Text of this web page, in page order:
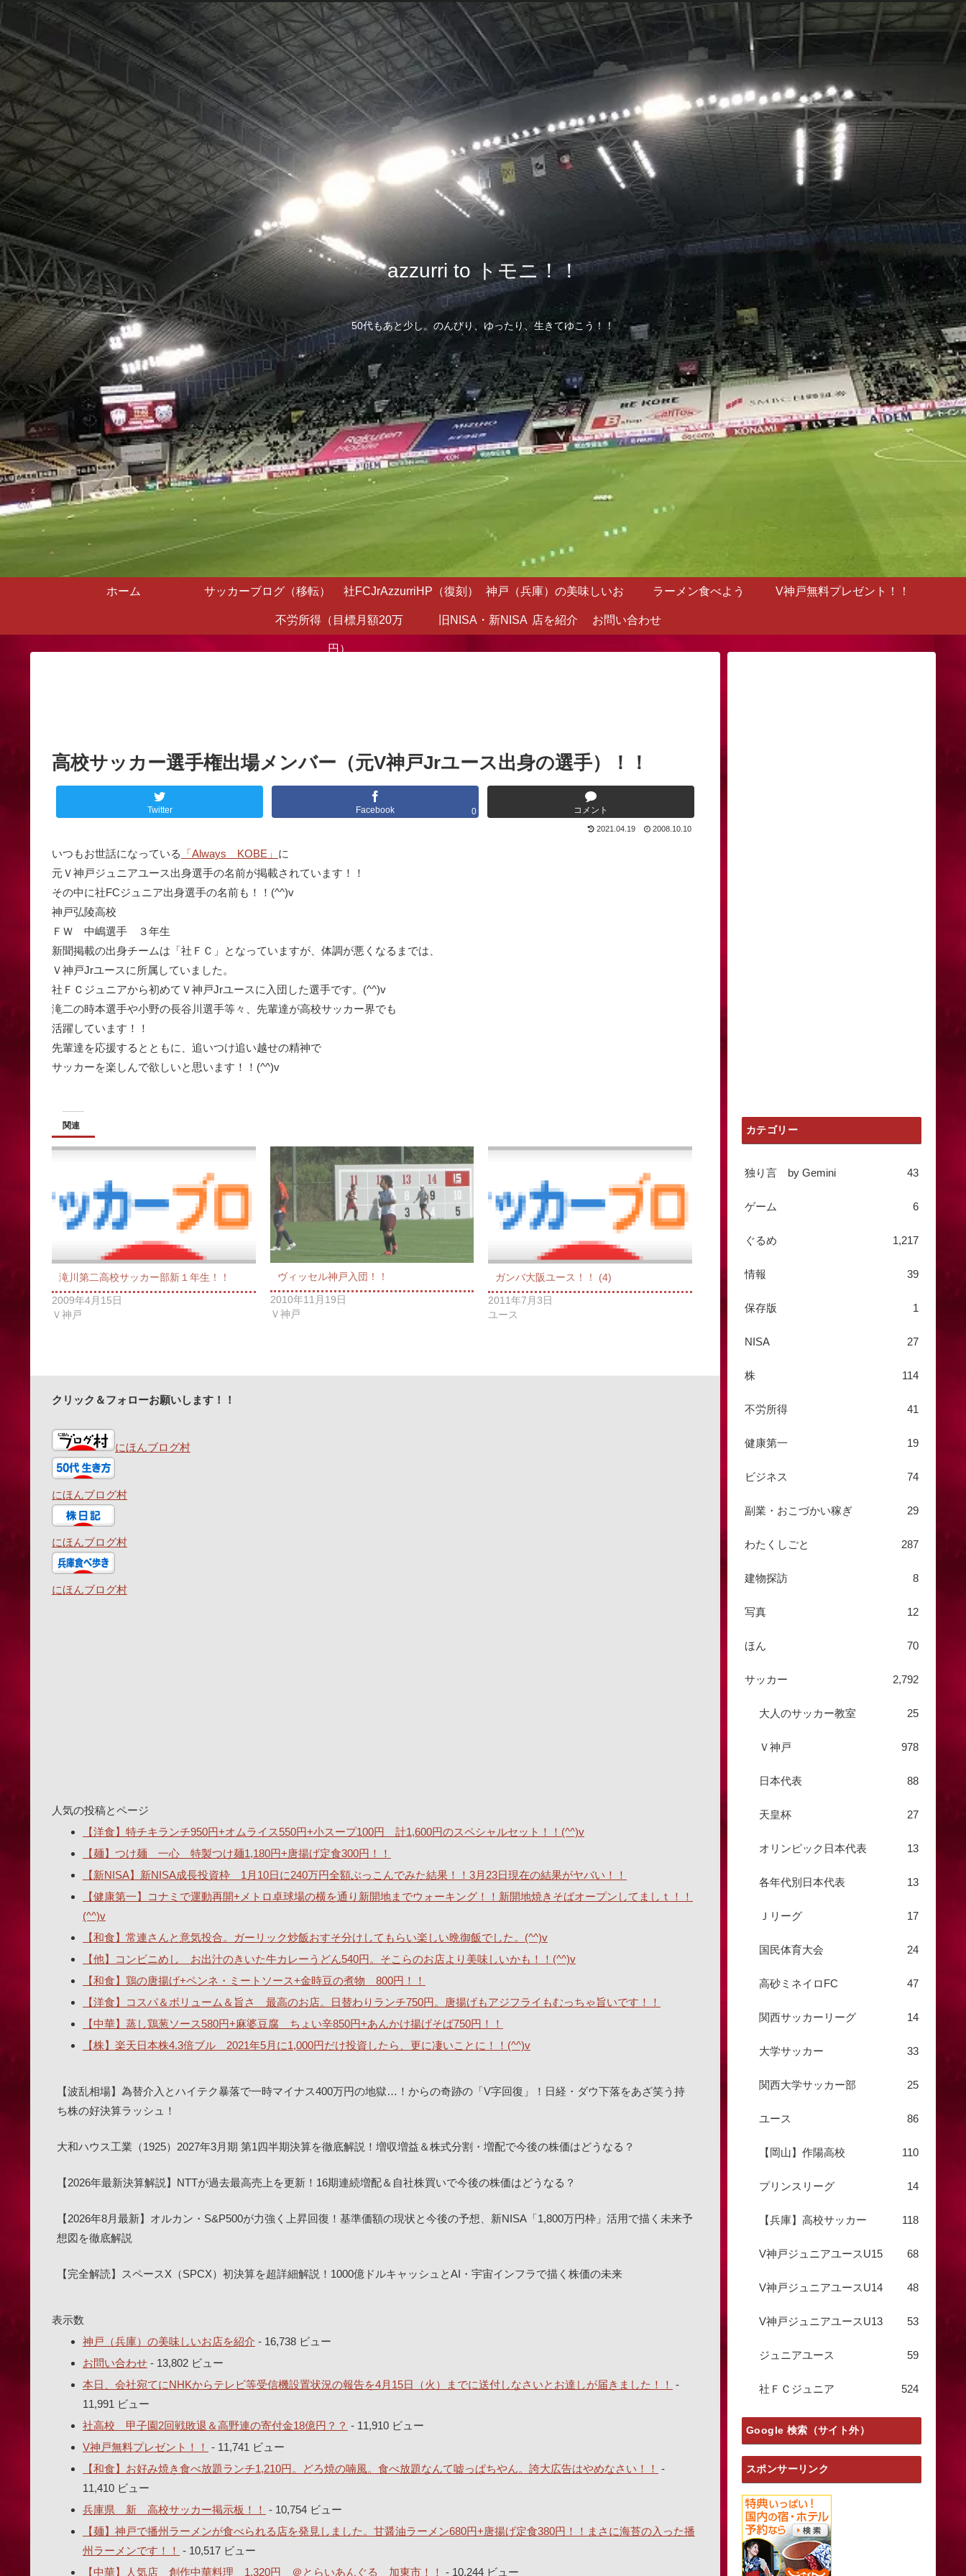
azzurri to トモニ！！
50代もあと少し。のんびり、ゆったり、生きてゆこう！！
ホーム サッカーブログ（移転） 社FCJrAzzurriHP（復刻） 神戸（兵庫）の美味しいお
店を紹介
ラーメン食べよう V神戸無料プレゼント！！
不労所得（目標月額20万
円）
旧NISA・新NISA お問い合わせ
高校サッカー選手権出場メンバー（元V神戸Jrユース出身の選手）！！
Twitter Facebook 0 コメント
2021.04.19 2008.10.10
いつもお世話になっている 「Always KOBE」 に
元Ｖ神戸ジュニアユース出身選手の名前が掲載されています！！
その中に社FCジュニア出身選手の名前も！！(^^)v
神戸弘陵高校
ＦＷ 中嶋選手 ３年生
新聞掲載の出身チームは「社ＦＣ」となっていますが、体調が悪くなるまでは、
Ｖ神戸Jrユースに所属していました。
社ＦＣジュニアから初めてＶ神戸Jrユースに入団した選手です。(^^)v
滝二の時本選手や小野の長谷川選手等々、先輩達が高校サッカー界でも
活躍しています！！
先輩達を応援するとともに、追いつけ追い越せの精神で
サッカーを楽しんで欲しいと思います！！(^^)v
関連
滝川第二高校サッカー部新１年生！！
2009年4月15日
Ｖ神戸
ヴィッセル神戸入団！！
2010年11月19日
Ｖ神戸
ガンバ大阪ユース！！ (4)
2011年7月3日
ユース
クリック＆フォローお願いします！！
にほんブログ村
にほんブログ村
にほんブログ村
にほんブログ村
人気の投稿とページ
【洋食】特チキランチ950円+オムライス550円+小スープ100円 計1,600円のスペシャルセット！！(^^)v
【麺】つけ麺 一心 特製つけ麺1,180円+唐揚げ定食300円！！
【新NISA】新NISA成長投資枠 1月10日に240万円全額ぶっこんでみた結果！！3月23日現在の結果がヤバい！！
【健康第一】コナミで運動再開+メトロ卓球場の横を通り新開地までウォーキング！！新開地焼きそばオープンしてましｔ！！
(^^)v
【和食】常連さんと意気投合。ガーリック炒飯おすそ分けしてもらい楽しい晩御飯でした。(^^)v
【他】コンビニめし お出汁のきいた牛カレーうどん540円。そこらのお店より美味しいかも！！(^^)v
【和食】鶏の唐揚げ+ペンネ・ミートソース+金時豆の煮物 800円！！
【洋食】コスパ＆ボリューム＆旨さ 最高のお店。日替わりランチ750円。唐揚げもアジフライもむっちゃ旨いです！！
【中華】蒸し鶏葱ソース580円+麻婆豆腐 ちょい辛850円+あんかけ揚げそば750円！！
【株】楽天日本株4.3倍ブル 2021年5月に1,000円だけ投資したら、更に凄いことに！！(^^)v
【波乱相場】為替介入とハイテク暴落で一時マイナス400万円の地獄…！からの奇跡の「V字回復」！日経・ダウ下落をあざ笑う持
ち株の好決算ラッシュ！
大和ハウス工業（1925）2027年3月期 第1四半期決算を徹底解説！増収増益＆株式分割・増配で今後の株価はどうなる？
【2026年最新決算解説】NTTが過去最高売上を更新！16期連続増配＆自社株買いで今後の株価はどうなる？
【2026年8月最新】オルカン・S&P500が力強く上昇回復！基準価額の現状と今後の予想、新NISA「1,800万円枠」活用で描く未来予
想図を徹底解説
【完全解読】スペースX（SPCX）初決算を超詳細解説！1000億ドルキャッシュとAI・宇宙インフラで描く株価の未来
表示数
神戸（兵庫）の美味しいお店を紹介 - 16,738 ビュー
お問い合わせ - 13,802 ビュー
本日、会社宛てにNHKからテレビ等受信機設置状況の報告を4月15日（火）までに送付しなさいとお達しが届きました！！ -
11,991 ビュー
社高校 甲子園2回戦敗退＆高野連の寄付金18億円？？ - 11,910 ビュー
V神戸無料プレゼント！！ - 11,741 ビュー
【和食】お好み焼き食べ放題ランチ1,210円。どろ焼の喃風。食べ放題なんて嘘っぱちやん。誇大広告はやめなさい！！ -
11,410 ビュー
兵庫県 新 高校サッカー掲示板！！ - 10,754 ビュー
【麺】神戸で播州ラーメンが食べられる店を発見しました。甘醤油ラーメン680円+唐揚げ定食380円！！まさに海苔の入った播
州ラーメンです！！ - 10,517 ビュー
【中華】人気店 創作中華料理 1,320円 ＠とらいあんぐる 加東市！！ - 10,244 ビュー
カテゴリー
独り言 by Gemini 43
ゲーム 6
ぐるめ 1,217
情報 39
保存版 1
NISA 27
株 114
不労所得 41
健康第一 19
ビジネス 74
副業・おこづかい稼ぎ 29
わたくしごと 287
建物探訪 8
写真 12
ほん 70
サッカー 2,792
大人のサッカー教室 25
Ｖ神戸 978
日本代表 88
天皇杯 27
オリンピック日本代表 13
各年代別日本代表 13
Ｊリーグ 17
国民体育大会 24
高砂ミネイロFC 47
関西サッカーリーグ 14
大学サッカー 33
関西大学サッカー部 25
ユース 86
【岡山】作陽高校 110
プリンスリーグ 14
【兵庫】高校サッカー 118
V神戸ジュニアユースU15 68
V神戸ジュニアユースU14 48
V神戸ジュニアユースU13 53
ジュニアユース 59
社ＦＣジュニア 524
Google 検索（サイト外）
スポンサーリンク